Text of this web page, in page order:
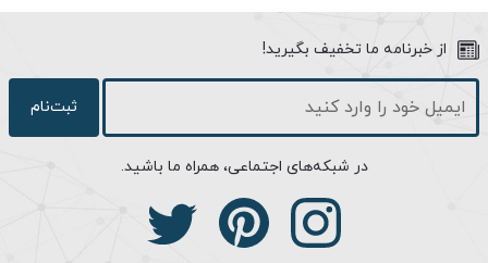
از خبرنامه ما تخفیف بگیرید!
ثبت‌نام
در شبکه‌های اجتماعی، همراه ما باشید.